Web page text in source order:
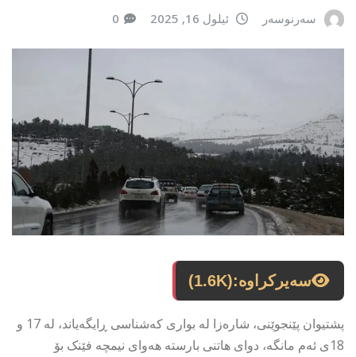
سەرنوسەر ئیلول 16, 2025 0
سەیرکراوە:(1.6K)
پشتیوان پێنجوێنی، شارەزا لە بواری کەشناسی ڕایگەیاند، لە 17 و
18ی ئەم مانگە، دوای هاتنی بارستە هەوای نیمچە فێنک بۆ